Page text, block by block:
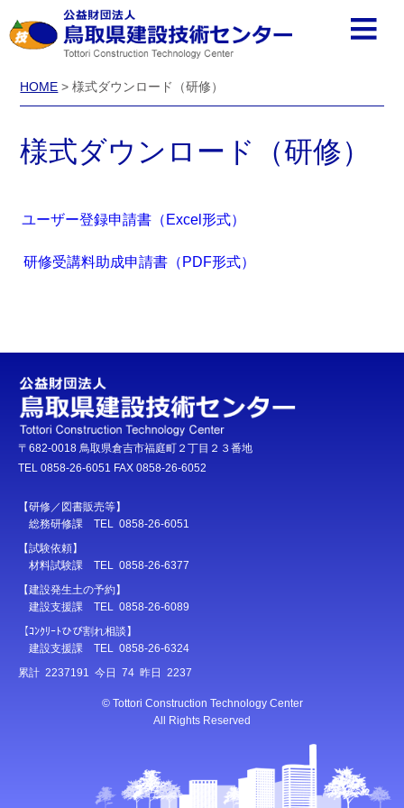
HOME > 様式ダウンロード（研修）
様式ダウンロード（研修）
ユーザー登録申請書（Excel形式）
研修受講料助成申請書（PDF形式）
〒682-0018 鳥取県倉吉市福庭町２丁目２３番地
TEL 0858-26-6051 FAX 0858-26-6052
【研修／図書販売等】
総務研修課 TEL 0858-26-6051
【試験依頼】
材料試験課 TEL 0858-26-6377
【建設発生土の予約】
建設支援課 TEL 0858-26-6089
【ｺﾝｸﾘｰﾄひび割れ相談】
建設支援課 TEL 0858-26-6324
累計 2237191 今日 74 昨日 2237
© Tottori Construction Technology Center
All Rights Reserved